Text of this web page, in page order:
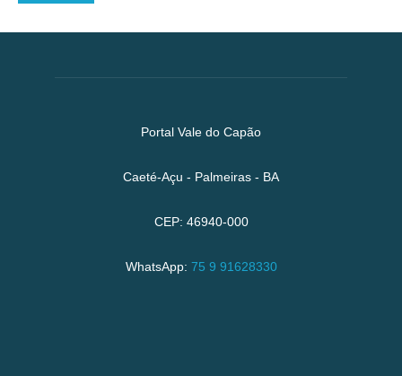
Portal Vale do Capão
Caeté-Açu - Palmeiras - BA
CEP: 46940-000
WhatsApp: 75 9 91628330